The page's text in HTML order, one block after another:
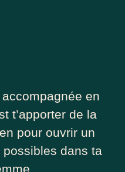
en
t’apporter de la
pour ouvrir un
dans ta